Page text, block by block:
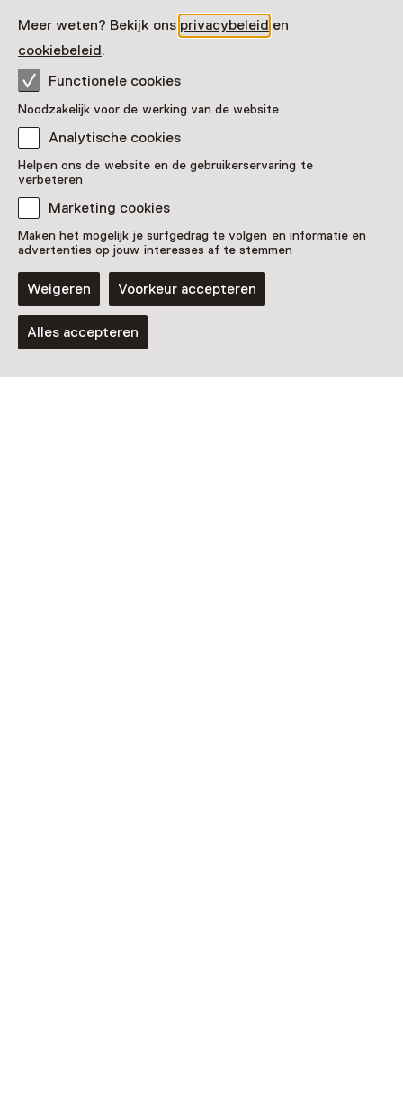
Meer weten? Bekijk ons privacybeleid en
cookiebeleid.
Functionele cookies
Noodzakelijk voor de werking van de website
Analytische cookies
Helpen ons de website en de gebruikerservaring te
verbeteren
Marketing cookies
Maken het mogelijk je surfgedrag te volgen en informatie en
advertenties op jouw interesses af te stemmen
Weigeren Voorkeur accepteren
Alles accepteren
Expo
Speurtocht
Expeditie Space Expo
Voor 5 t/m 12 jaar